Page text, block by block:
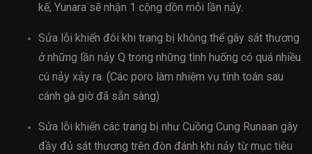
kế, Yunara sẽ nhận 1 cộng dồn mỗi lần nảy.
Sửa lỗi khiến đôi khi trang bị không thể gây sát thương
ở những lần nảy Q trong những tình huống có quá nhiều
cú nảy xảy ra. (Các poro làm nhiệm vụ tính toán sau
cánh gà giờ đã sẵn sàng)
Sửa lỗi khiến các trang bị như Cuồng Cung Runaan gây
đầy đủ sát thương trên đòn đánh khi nảy từ mục tiêu